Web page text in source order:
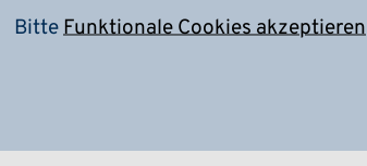
BitteFunktionale Cookies akzeptieren